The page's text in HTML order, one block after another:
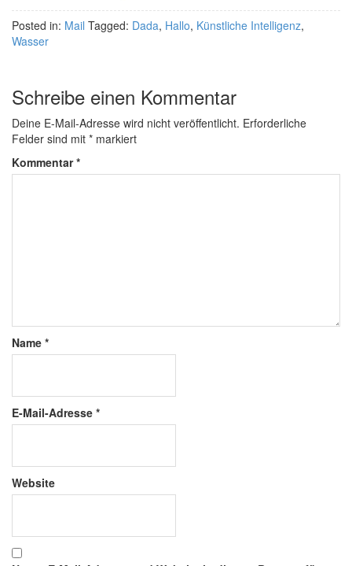
Posted in: Mail Tagged: Dada, Hallo, Künstliche Intelligenz,
Wasser
Schreibe einen Kommentar
Deine E-Mail-Adresse wird nicht veröffentlicht. Erforderliche
Felder sind mit * markiert
Kommentar*
Name *
E-Mail-Adresse *
Website